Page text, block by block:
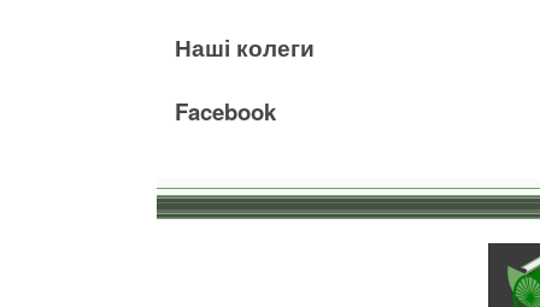
Наші колеги
Facebook